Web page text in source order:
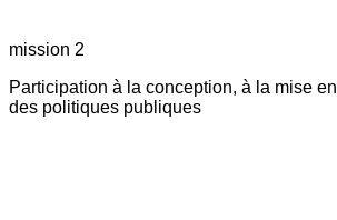
mission 2
Participation à la conception, à la mise
des politiques publiques